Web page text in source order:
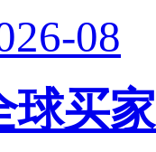
08
球买